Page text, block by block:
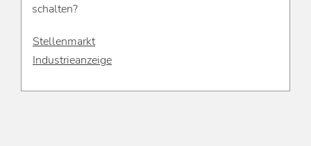
schalten?
Stellenmarkt
Industrieanzeige